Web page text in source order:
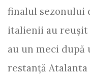
finalul sezonului
italienii au reușit
au un meci după
restanță